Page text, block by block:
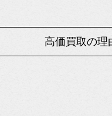
高価買取の理